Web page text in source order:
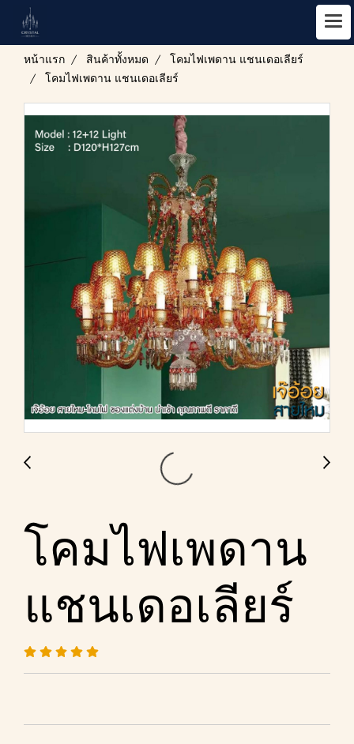
หน้าแรก สินค้าทั้งหมด
โคมไฟเพดาน แชนเดอเลียร์
โคมไฟเพดาน แชนเดอเลียร์
โคมไฟเพดาน
แชนเดอเลียร์